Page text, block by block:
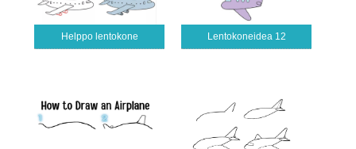
Helppo lentokone Lentokoneidea 12